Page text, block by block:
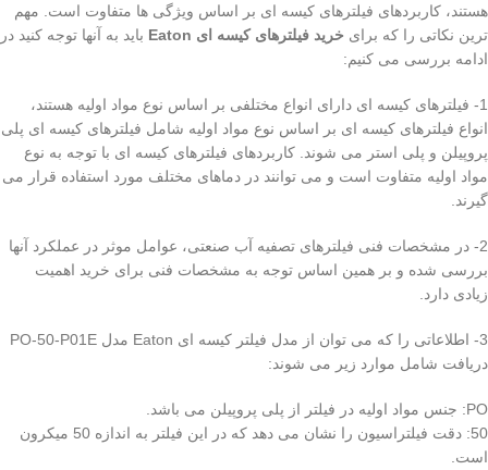
هستند، کاربردهای فیلترهای کیسه ای بر اساس ویژگی ها متفاوت است. مهم
ترین نکاتی را که برای خرید فیلترهای کیسه ای Eaton
باید به آنها توجه کنید در
ادامه بررسی می کنیم:
1- فیلترهای کیسه ای دارای انواع مختلفی بر اساس نوع مواد اولیه هستند،
انواع فیلترهای کیسه ای بر اساس نوع مواد اولیه شامل فیلترهای کیسه ای پلی
پروپیلن و پلی استر می شوند. کاربردهای فیلترهای کیسه ای با توجه به نوع
مواد اولیه متفاوت است و می توانند در دماهای مختلف مورد استفاده قرار می
گیرند.
2- در مشخصات فنی فیلترهای تصفیه آب صنعتی، عوامل موثر در عملکرد آنها
بررسی شده و بر همین اساس توجه به مشخصات فنی برای خرید اهمیت
زیادی دارد.
3- اطلاعاتی را که می توان از مدل فیلتر کیسه ای Eaton مدل PO-50-P01E
دریافت شامل موارد زیر می شوند:
PO: جنس مواد اولیه در فیلتر از پلی پروپیلن می باشد.
50: دقت فیلتراسیون را نشان می دهد که در این فیلتر به اندازه 50 میکرون
است.